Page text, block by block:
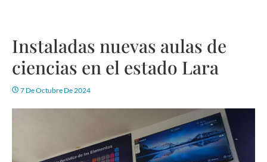
Instaladas nuevas aulas de
ciencias en el estado Lara
7 De Octubre De 2024